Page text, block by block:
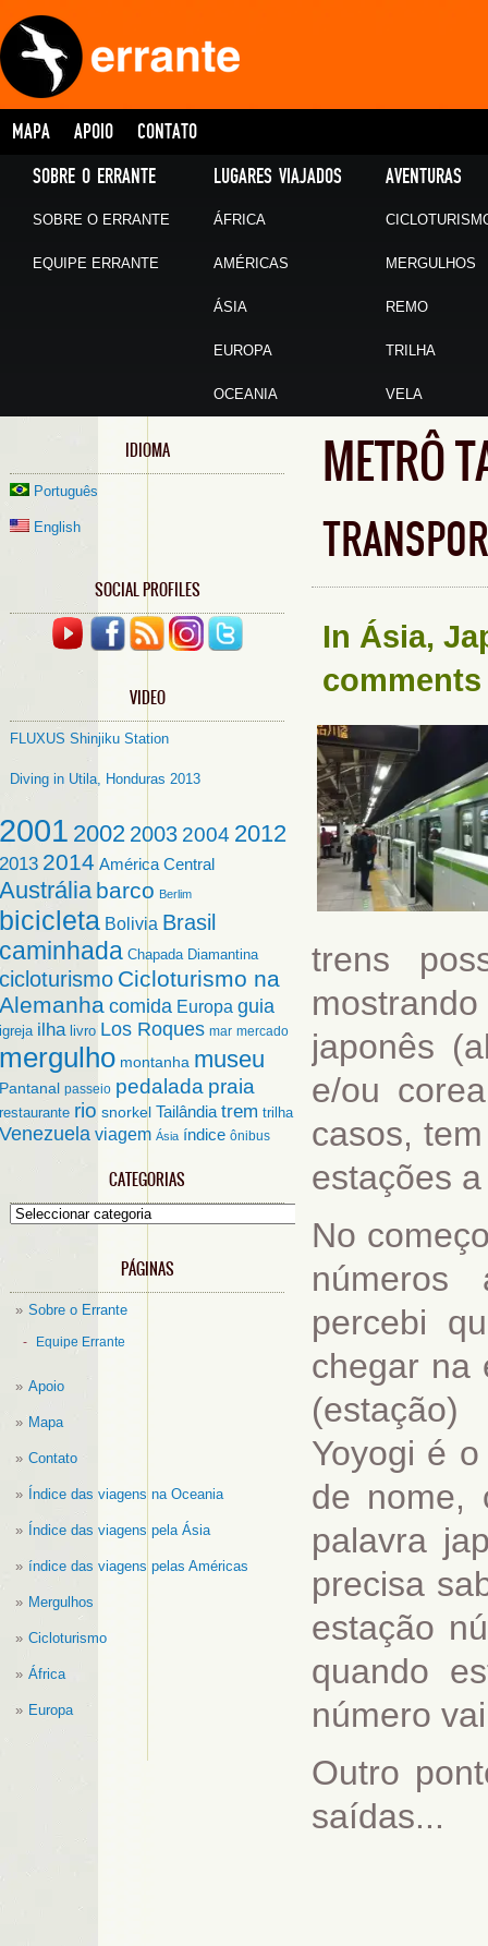
MAPA APOIO CONTATO
SOBRE O ERRANTE
SOBRE O ERRANTE
EQUIPE ERRANTE
LUGARES VIAJADOS
ÁFRICA
AMÉRICAS
ÁSIA
EUROPA
OCEANIA
AVENTURAS
MERGULHOS
REMO
TRILHA
VELA
IDIOMA
Português
English
SOCIAL PROFILES
VIDEO
FLUXUS Shinjiku Station
Diving in Utila, Honduras 2013
2001 2002 2003 2004 2012
2013 2014 América Central
Austrália barco Berlim
bicicleta Bolivia Brasil
caminhada Chapada Diamantina
cicloturismo Cicloturismo na
Alemanha comida Europa guia
igreja ilha livro Los Roques mar mercado
mergulho montanha museu
Pantanal passeio pedalada praia
restaurante rio snorkel Tailândia trem trilha
Venezuela viagem Ásia índice ônibus
CATEGORIAS
Categorias
PÁGINAS
Sobre o Errante
Equipe Errante
Apoio
Mapa
Contato
Índice das viagens na Oceania
Índice das viagens pela Ásia
índice das viagens pelas Américas
Mergulhos
Cicloturismo
África
Europa
METRÔ
In Ásia,
comments
trens
japonês
e/ou
casos,
estações
No
percebi
chegar na
Yoyogi é
de nome,
palavra
precisa
estação
quando
número
Outro
saídas...